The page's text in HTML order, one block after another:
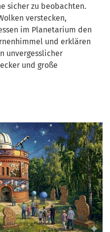
sicher zu beobachten.
verstecken,
im Planetarium den
und erklären
unvergesslicher
und große